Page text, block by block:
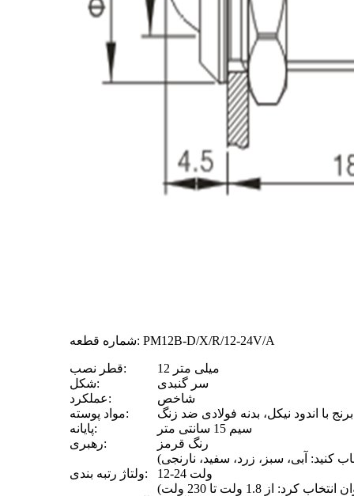
شماره قطعه: PM12B-D/X/R/12-24V/A
قطر نصب:
12 میلی متر
شکل:
سر گنبدی
عملکرد:
شاخص
مواد پوسته:
با اندود نیکل، بدنه فولادی ضد زنگ
پایانه:
سیم 15 سانتی متر
رهبری:
رنگ قرمز
ولتاژ رتبه بندی: 12-24 ولت